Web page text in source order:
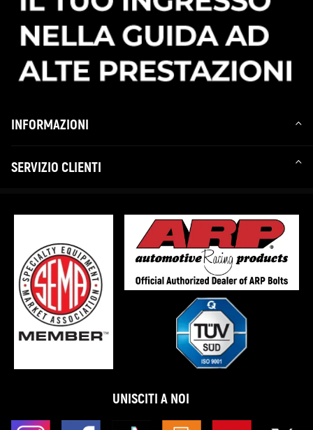
INFORMAZIONI
SERVIZIO CLIENTI
UNISCITI A NOI